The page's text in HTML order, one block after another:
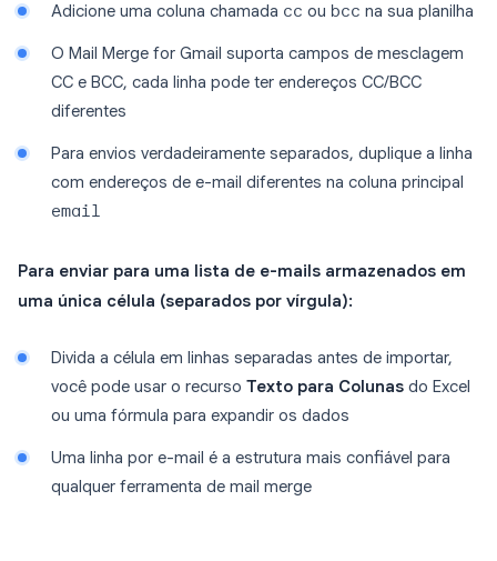
Adicione uma coluna chamada cc ou bcc na sua planilha
O Mail Merge for Gmail suporta campos de mesclagem
CC e BCC, cada linha pode ter endereços CC/BCC
diferentes
Para envios verdadeiramente separados, duplique a linha
com endereços de e-mail diferentes na coluna principal
email
Para enviar para uma lista de e-mails armazenados em
uma única célula (separados por vírgula):
Divida a célula em linhas separadas antes de importar,
você pode usar o recurso Texto para Colunas do Excel
ou uma fórmula para expandir os dados
Uma linha por e-mail é a estrutura mais confiável para
qualquer ferramenta de mail merge